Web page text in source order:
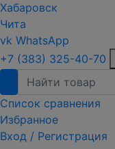
Хабаровск
Чита
vk WhatsApp
+7 (383) 325-40-70
Список сравнения
Избранное
Вход / Регистрация